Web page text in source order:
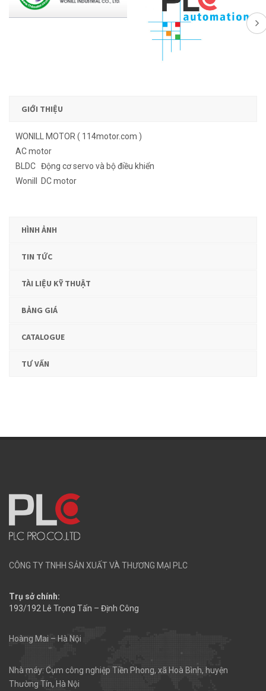
GIỚI THIỆU
WONILL MOTOR ( 114motor.com )
AC motor
BLDC Động cơ servo và bộ điều khiển
Wonill DC motor
HÌNH ẢNH
TIN TỨC
TÀI LIỆU KỸ THUẬT
BẢNG GIÁ
CATALOGUE
TƯ VẤN
CÔNG TY TNHH SẢN XUẤT VÀ THƯƠNG MẠI PLC
Trụ sở chính:
193/192 Lê Trọng Tấn – Định Công
Hoàng Mai – Hà Nội
Nhà máy: Cụm công nghiệp Tiền Phong, xã Hoà Bình, huyện
Thường Tín, Hà Nội